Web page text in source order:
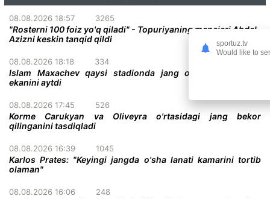
08.08.2026 18:57 3265
"Rosterni 100 foiz yo'q qiladi" - Topuriyaning menejeri Abdel-
Azizni keskin tanqid qildi
08.08.2026 18:18 334
Islam Maxachev qaysi stadionda jang o'tkazish istagida
ekanini aytdi
08.08.2026 17:45 526
Korme Carukyan va Oliveyra o'rtasidagi jang bekor
qilinganini tasdiqladi
08.08.2026 16:39 1045
Karlos Prates: "Keyingi jangda o'sha lanati kamarini tortib
olaman"
08.08.2026 16:06 248
sportuz.tv
Would like to